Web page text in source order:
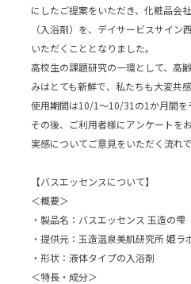
にしたご提案をいただき、化粧品会
（入浴剤）を、デイサービスサイン
いただくこととなりました。
高校生の課題研究の一環として、高
みはとても新鮮で、私たちも大変共
使用期間は10/1〜10/31の1か月間を
その後、ご利用者様にアンケートを
実感についてご意見をいただく流れで
【バスエッセンスについて】
＜概要＞
・製品名：バスエッセンス 玉造の雫
・提供元：玉造温泉美肌研究所 姫ラ
・形状：液体タイプの入浴剤
＜特長・成分＞